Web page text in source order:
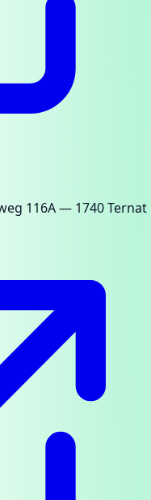
116A— 1740 Ternat